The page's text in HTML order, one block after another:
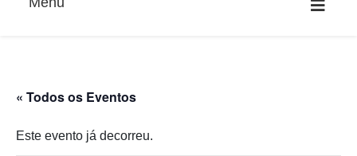
« Todos os Eventos
Este evento já decorreu.